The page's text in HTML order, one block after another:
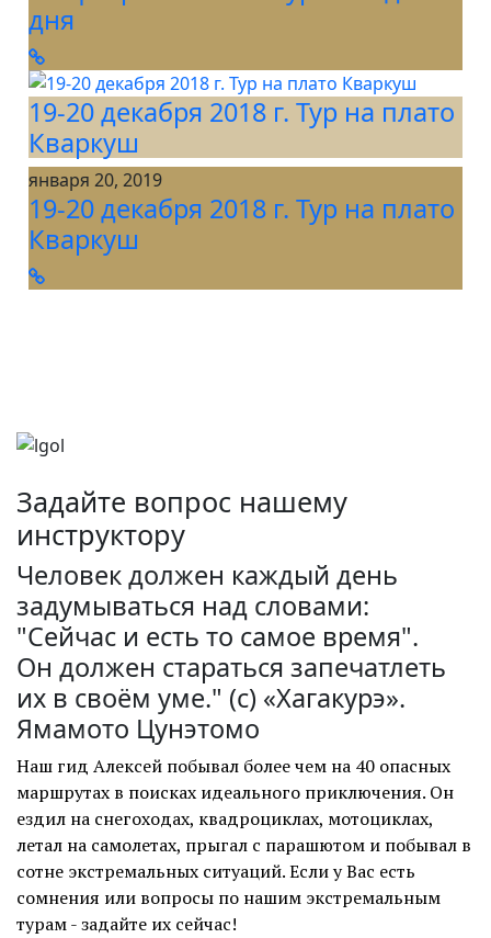
дня
19-20 декабря 2018 г. Тур на плато
Кваркуш
января 20, 2019
19-20 декабря 2018 г. Тур на плато
Кваркуш
Задайте вопрос нашему
инструктору
Человек должен каждый день
задумываться над словами:
"Сейчас и есть то самое время".
Он должен стараться запечатлеть
их в своём уме." (с) «Хагакурэ».
Ямамото Цунэтомо
Наш гид Алексей побывал более чем на 40 опасных
маршрутах в поисках идеального приключения. Он
ездил на снегоходах, квадроциклах, мотоциклах,
летал на самолетах, прыгал с парашютом и побывал в
сотне экстремальных ситуаций. Если у Вас есть
сомнения или вопросы по нашим экстремальным
турам - задайте их сейчас!